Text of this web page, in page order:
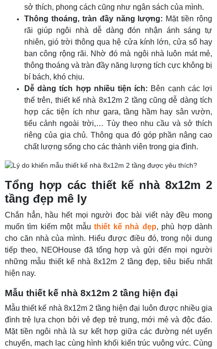
sở thích, phong cách cũng như ngân sách của mình.
Thông thoáng, tràn đầy năng lượng: Mặt tiền rộng
rãi giúp ngôi nhà dễ dàng đón nhận ánh sáng tự
nhiên, gió trời thông qua hệ cửa kính lớn, cửa sổ hay
ban công rộng rãi. Nhờ đó mà ngôi nhà luôn mát mẻ,
thông thoáng và tràn đầy năng lượng tích cực không bị
bí bách, khó chịu.
Dễ dàng tích hợp nhiều tiện ích: Bên cạnh các lợi
thế trên, thiết kế nhà 8x12m 2 tầng cũng dễ dàng tích
hợp các tiện ích như gara, tầng hầm hay sân vườn,
tiểu cảnh ngoài trời,… Tùy theo nhu cầu và sở thích
riêng của gia chủ. Thông qua đó góp phần nâng cao
chất lượng sống cho các thành viên trong gia đình.
Tổng hợp các thiết kế nhà 8x12m 2
tầng đẹp mê ly
Chắn hẳn, hầu hết mọi người đọc bài viết này đều mong
muốn tìm kiếm một mẫuthiết kế nhà đẹp, phù hợp dành
cho căn nhà của mình. Hiểu được điều đó, trong nội dung
tiếp theo, NEOHouse đã tổng hợp và gửi đến mọi người
những mẫu thiết kế nhà 8x12m 2 tầng đẹp, tiêu biểu nhất
hiện nay.
Mẫu thiết kế nhà 8x12m 2 tầng hiện đại
Mẫu thiết kế nhà 8x12m 2 tầng hiện đại luôn được nhiều gia
đình trẻ lựa chọn bởi vẻ đẹp trẻ trung, mới mẻ và độc đáo.
Mặt tiền ngôi nhà là sự kết hợp giữa các đường nét uyển
chuyển, mạch lạc cùng hình khối kiến trúc vuông vức. Cùng